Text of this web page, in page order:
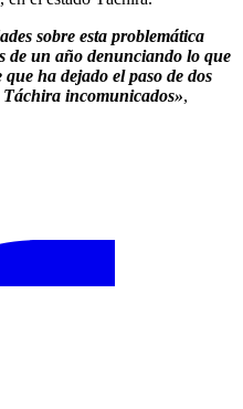
sobre esta problemática
de un año denunciando lo que
ha dejado el paso de dos
incomunicados»,